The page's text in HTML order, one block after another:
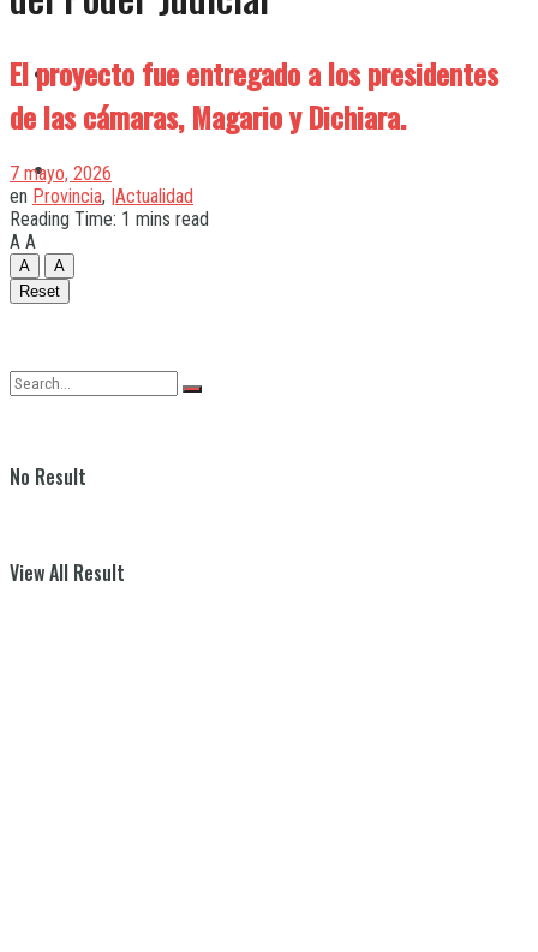
Quilmes
Varela
No Result
View All Result
El proyecto fue entregado a los presidentes
de las cámaras, Magario y Dichiara.
7 mayo, 2026
en Provincia, |Actualidad
Reading Time: 1 mins read
A A
A
A
Reset